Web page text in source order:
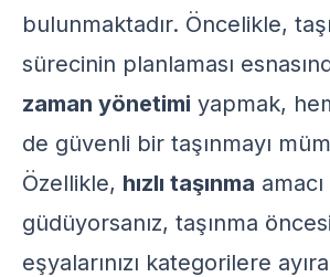
bulunmaktadır. Öncelikle,
sürecinin planlaması
zaman yönetimi yapmak,
de güvenli bir taşınmayı
Özellikle, hızlı taşınma amacı
güdüyorsanız, taşınma
eşyalarınızı kategorilere